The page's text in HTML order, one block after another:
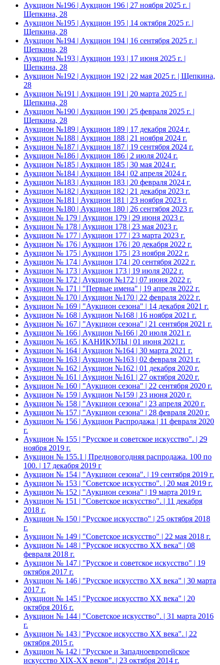
Аукцион №196 | Аукцион 196 | 27 ноября 2025 г. |
Щепкина, 28
Аукцион №195 | Аукцион 195 | 14 октября 2025 г. |
Щепкина, 28
Аукцион №194 | Аукцион 194 | 16 сентября 2025 г. |
Щепкина, 28
Аукцион №193 | Аукцион 193 | 17 июня 2025 г. |
Щепкина, 28
Аукцион №192 | Аукцион 192 | 22 мая 2025 г. | Щепкина,
28
Аукцион №191 | Аукцион 191 | 20 марта 2025 г. |
Щепкина, 28
Аукцион №190 | Аукцион 190 | 25 февраля 2025 г. |
Щепкина, 28
Аукцион №189 | Аукцион 189 | 17 декабря 2024 г.
Аукцион №188 | Аукцион 188 | 21 ноября 2024 г.
Аукцион №187 | Аукцион 187 | 19 сентября 2024 г.
Аукцион №186 | Аукцион 186 | 2 июля 2024 г.
Аукцион №185 | Аукцион 185 | 30 мая 2024 г.
Аукцион №184 | Аукцион 184 | 02 апреля 2024 г.
Аукцион №183 | Аукцион 183 | 20 февраля 2024 г.
Аукцион №182 | Аукцион 182 | 21 декабря 2023 г.
Аукцион №181 | Аукцион 181 | 23 ноября 2023 г.
Аукцион №180 | Аукцион 180 | 26 сентября 2023 г.
Аукцион № 179 | Аукцион 179 | 29 июня 2023 г.
Аукцион № 178 | Аукцион 178 | 23 мая 2023 г.
Аукцион № 177 | Аукцион 177 | 23 марта 2023 г.
Аукцион № 176 | Аукцион 176 | 20 декабря 2022 г.
Аукцион № 175 | Аукцион 175 | 23 ноября 2022 г.
Аукцион № 174 | Аукцион 174 | 20 сентября 2022 г.
Аукцион № 173 | Аукцион 173 | 19 июля 2022 г.
Аукцион № 172 | Аукцион №172 | 07 июня 2022 г.
Аукцион № 171 | "Первые имена" | 19 апреля 2022 г.
Аукцион № 170 | Аукцион №170 | 22 февраля 2022 г.
Аукцион № 169 | "Аукцион сезона" | 14 декабря 2021 г.
Аукцион № 168 | Аукцион №168 | 16 ноября 2021 г.
Аукцион № 167 | "Аукцион сезона" | 21 сентября 2021 г.
Аукцион № 166 | Аукцион №166 | 20 июля 2021 г.
Аукцион № 165 | КАНИКУЛЫ | 01 июня 2021 г.
Аукцион № 164 | Аукцион №164 | 30 марта 2021 г.
Аукцион № 163 | Аукцион №163 | 02 февраля 2021 г.
Аукцион № 162 | Аукцион №162 | 01 декабря 2020 г.
Аукцион № 161 | Аукцион №161 | 27 октября 2020 г.
Аукцион № 160 | "Аукцион сезона" | 22 сентября 2020 г.
Аукцион № 159 | Аукцион №159 | 23 июня 2020 г.
Аукцион № 158 | "Аукцион сезона" | 23 апреля 2020 г.
Аукцион № 157 | "Аукцион сезона" | 28 февраля 2020 г.
Аукцион № 156 | Аукцион Распродажа | 11 февраля 2020
г.
Аукцион № 155 | "Русское и советское искусство". | 29
ноября 2019 г.
Аукцион № 155.1 | Предновогодняя распродажа. 100 по
100. | 17 декабря 2019 г
Аукцион № 154 | "Аукцион сезона". | 19 сентября 2019 г.
Аукцион № 153 | "Советское искусство". | 20 мая 2019 г.
Аукцион № 152 | "Аукцион сезона" | 19 марта 2019 г.
Аукцион № 151 | "Советское искусство". | 11 декабря
2018 г.
Аукцион № 150 | "Русское искусство" | 25 октября 2018
г.
Аукцион № 149 | "Советское искусство" | 22 мая 2018 г.
Аукцион № 148 | "Русское искусство ХХ века" | 08
февраля 2018 г.
Аукцион № 147 | "Русское и советское искусство" | 19
октября 2017 г.
Аукцион № 146 | "Русское искусство ХХ века" | 30 марта
2017 г.
Аукцион № 145 | "Русское искусство ХХ века" | 20
октября 2016 г.
Аукцион № 144 | "Советское искусство". | 31 марта 2016
г.
Аукцион № 143 | "Русское искусство ХХ века". | 22
октября 2015 г.
Аукцион № 142 | "Русское и Западноевропейское
искусство XIX-ХХ веков". | 23 октября 2014 г.